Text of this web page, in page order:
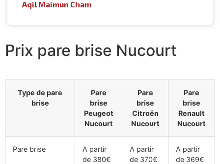
Aqil Maimun Cham
Prix pare brise Nucourt
Type de pare
brise
Pare
brise
Peugeot
Nucourt
Pare
brise
Citroën
Nucourt
Pare
brise
Renault
Nucourt
Pare brise
A partir
de 380€
A partir
de 370€
A partir
de 369€